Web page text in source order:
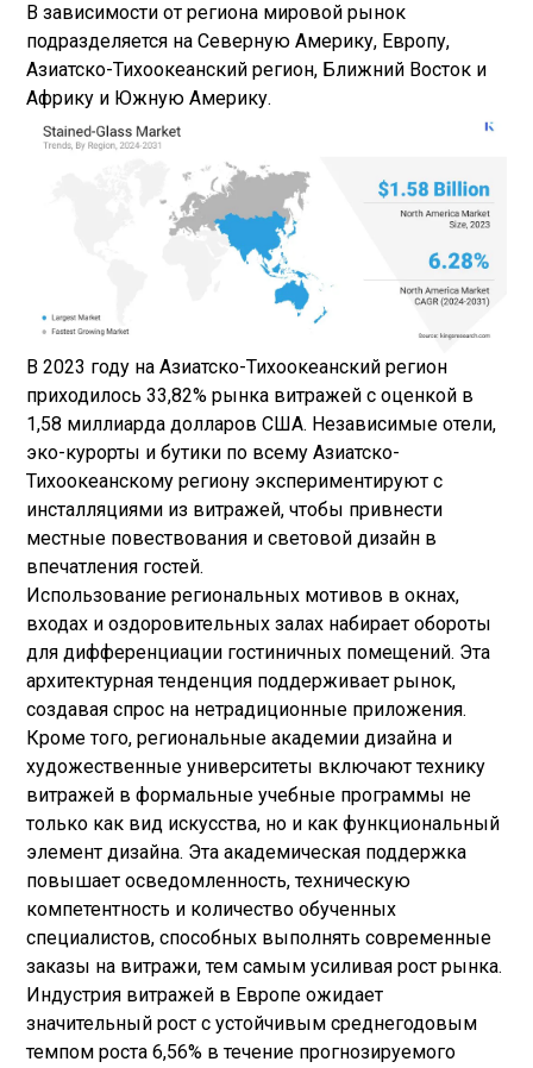
В зависимости от региона мировой рынок
подразделяется на Северную Америку, Европу,
Азиатско-Тихоокеанский регион, Ближний Восток и
Африку и Южную Америку.
В 2023 году на Азиатско-Тихоокеанский регион
приходилось 33,82% рынка витражей с оценкой в ​​
1,58 миллиарда долларов США. Независимые отели,
эко-курорты и бутики по всему Азиатско-
Тихоокеанскому региону экспериментируют с
инсталляциями из витражей, чтобы привнести
местные повествования и световой дизайн в
впечатления гостей.
Использование региональных мотивов в окнах,
входах и оздоровительных залах набирает обороты
для дифференциации гостиничных помещений. Эта
архитектурная тенденция поддерживает рынок,
создавая спрос на нетрадиционные приложения.
Кроме того, региональные академии дизайна и
художественные университеты включают технику
витражей в формальные учебные программы не
только как вид искусства, но и как функциональный
элемент дизайна. Эта академическая поддержка
повышает осведомленность, техническую
компетентность и количество обученных
специалистов, способных выполнять современные
заказы на витражи, тем самым усиливая рост рынка.
Индустрия витражей в Европе ожидает
значительный рост с устойчивым среднегодовым
темпом роста 6,56% в течение прогнозируемого